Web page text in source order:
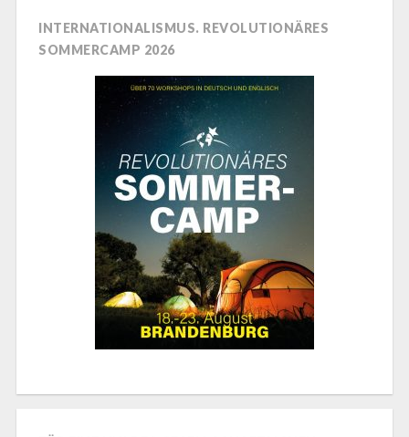
INTERNATIONALISMUS. REVOLUTIONÄRES
SOMMERCAMP 2026